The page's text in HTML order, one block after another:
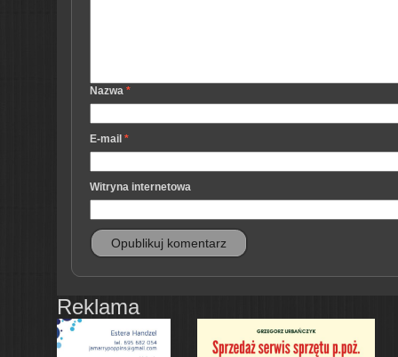
Nazwa *
E-mail *
Witryna internetowa
Reklama